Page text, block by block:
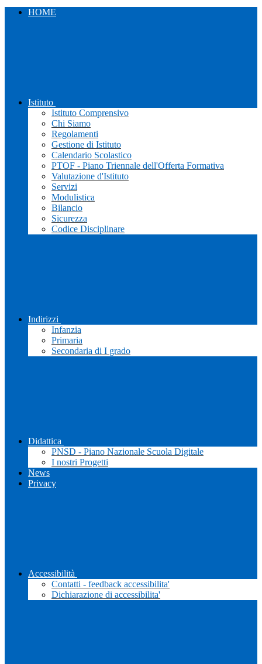
HOME
Istituto
Istituto Comprensivo
Chi Siamo
Regolamenti
Gestione di Istituto
Calendario Scolastico
PTOF - Piano Triennale dell'Offerta Formativa
Valutazione d'Istituto
Servizi
Modulistica
Bilancio
Sicurezza
Codice Disciplinare
Indirizzi
Infanzia
Primaria
Secondaria di I grado
Didattica
PNSD - Piano Nazionale Scuola Digitale
I nostri Progetti
News
Privacy
Accessibilità
Contatti - feedback accessibilita'
Dichiarazione di accessibilita'